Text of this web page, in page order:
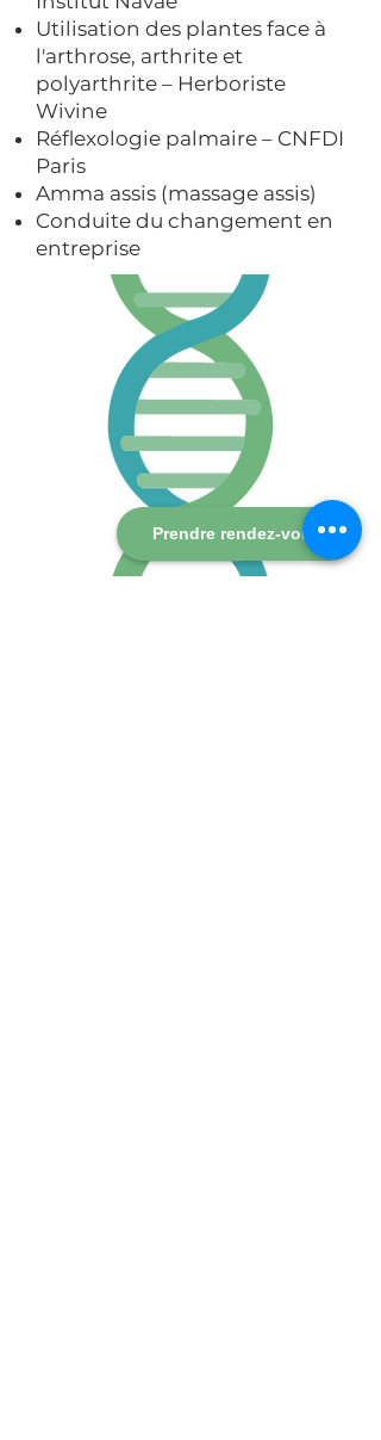
Prendre rendez-vous
Utilisation des plantes face à
l'arthrose, arthrite et
polyarthrite – Herboriste
Wivine
Réflexologie palmaire – CNFDI
Paris
Amma assis (massage assis)
Conduite du changement en
entreprise